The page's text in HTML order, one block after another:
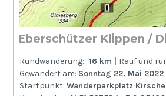
Eberschützer Klippen /
Rundwanderung: 16 km | Rauf und
Gewandert am: Sonntag 22. Mai 2022
Startpunkt:Wanderparkplatz